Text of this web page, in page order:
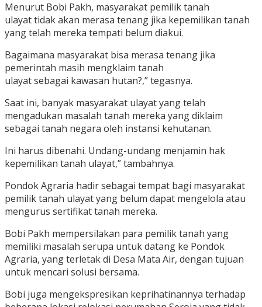
Menurut Bobi Pakh, masyarakat pemilik tanah
ulayat tidak akan merasa tenang jika kepemilikan tanah
yang telah mereka tempati belum diakui.
Bagaimana masyarakat bisa merasa tenang jika
pemerintah masih mengklaim tanah
ulayat sebagai kawasan hutan?,” tegasnya.
Saat ini, banyak masyarakat ulayat yang telah
mengadukan masalah tanah mereka yang diklaim
sebagai tanah negara oleh instansi kehutanan.
Ini harus dibenahi. Undang-undang menjamin hak
kepemilikan tanah ulayat,” tambahnya.
Pondok Agraria hadir sebagai tempat bagi masyarakat
pemilik tanah ulayat yang belum dapat mengelola atau
mengurus sertifikat tanah mereka.
Bobi Pakh mempersilakan para pemilik tanah yang
memiliki masalah serupa untuk datang ke Pondok
Agraria, yang terletak di Desa Mata Air, dengan tujuan
untuk mencari solusi bersama.
Bobi juga mengekspresikan keprihatinannya terhadap